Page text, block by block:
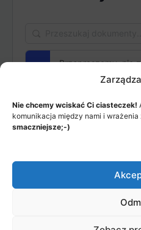
Nie chcemy wciskać Ci ciasteczek!
komunikacja między nami i wrażenia
smaczniejsze;-)
dokumenty...
Przepraszamy, nie
dokumentów
JAK TO
© 2026 - Akademia Big Data,